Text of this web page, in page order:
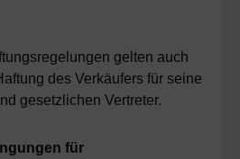
gelten auch
des Verkäufers für seine
gesetzlichen Vertreter.
für